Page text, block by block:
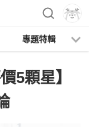
專題特輯
5顆星】